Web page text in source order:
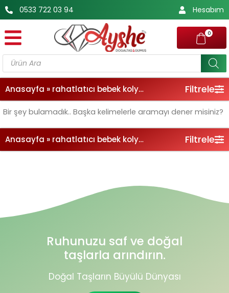
İçeriğe
atla
0533 722 03 94 Hesabım
0
Products
search
Anasayfa » rahatlatıcı bebek kolyesi Filtrele
Bir şey bulamadık.. Başka kelimelerle aramayı dener misiniz?
Anasayfa » rahatlatıcı bebek kolyesi Filtrele
Ruhunuzu saf ve doğal
taşlarla arındırın.
Doğal Taşların Büyülü Dünyası